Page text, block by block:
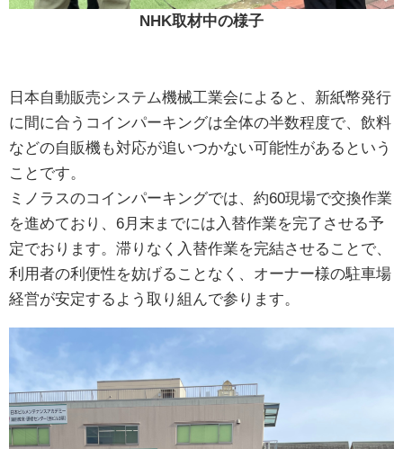
NHK取材中の様子
日本自動販売システム機械工業会によると、新紙幣発行
に間に合うコインパーキングは全体の半数程度で、飲料
などの自販機も対応が追いつかない可能性があるという
ことです。
ミノラスのコインパーキングでは、約60現場で交換作業
を進めており、6月末までには入替作業を完了させる予
定でおります。滞りなく入替作業を完結させることで、
利用者の利便性を妨げることなく、オーナー様の駐車場
経営が安定するよう取り組んで参ります。